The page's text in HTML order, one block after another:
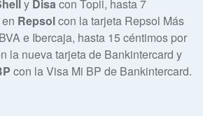
y Disacon Topii, hasta 7
Repsolcon la tarjeta Repsol Más
e Ibercaja, hasta 15 céntimos por
la nueva tarjeta de Bankintercard y
con la Visa Mi BP de Bankintercard.